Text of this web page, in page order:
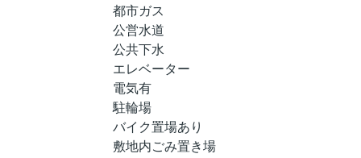
都市ガス
公営水道
公共下水
エレベーター
電気有
駐輪場
バイク置場あり
敷地内ごみ置き場